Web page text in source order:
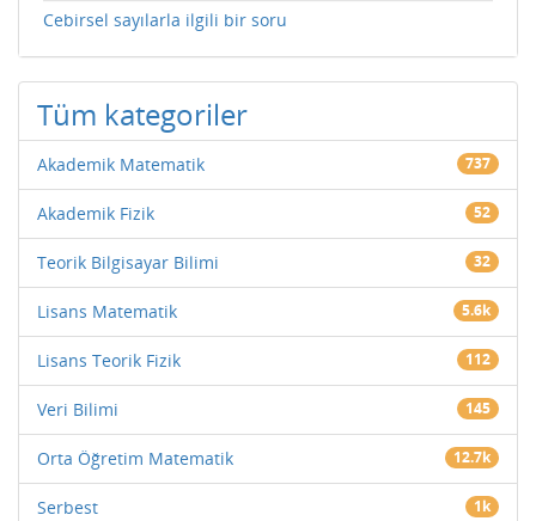
Cebirsel sayılarla ilgili bir soru
Tüm kategoriler
Akademik Matematik 737
Akademik Fizik 52
Teorik Bilgisayar Bilimi 32
Lisans Matematik 5.6k
Lisans Teorik Fizik 112
Veri Bilimi 145
Orta Öğretim Matematik 12.7k
Serbest 1k